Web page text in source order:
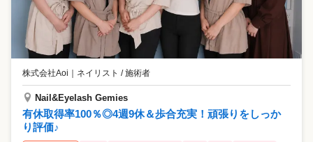
株式会社Aoi ｜ ネイリスト / 施術者
Nail&Eyelash Gemies
有休取得率100％◎4週9休＆歩合充実！頑張りをしっか
り評価♪